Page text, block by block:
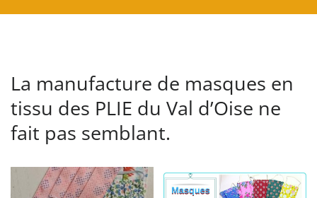
La manufacture de masques en
tissu des PLIE du Val d’Oise ne
fait pas semblant.